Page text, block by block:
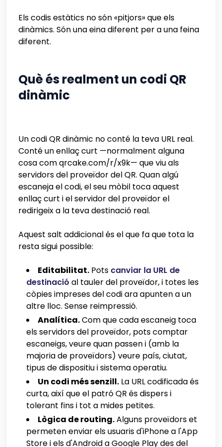
Els codis estàtics no són «pitjors» que els
dinàmics. Són una eina diferent per a una feina
diferent.
Què és realment un codi QR
dinàmic
Un codi QR dinàmic no conté la teva URL real.
Conté un enllaç curt —normalment alguna
cosa com qrcake.com/r/x9k— que viu als
servidors del proveïdor del QR. Quan algú
escaneja el codi, el seu mòbil toca aquest
enllaç curt i el servidor del proveïdor el
redirigeix a la teva destinació real.
Aquest salt addicional és el que fa que tota la
resta sigui possible:
Editabilitat. Pots canviar la URL de
destinació al tauler del proveïdor, i totes les
còpies impreses del codi ara apunten a un
altre lloc. Sense reimpressió.
Analítica.Com que cada escaneig toca
els servidors del proveïdor, pots comptar
escaneigs, veure quan passen i (amb la
majoria de proveïdors) veure país, ciutat,
tipus de dispositiu i sistema operatiu.
Un codi més senzill. La URL codificada és
curta, així que el patró QR és dispers i
tolerant fins i tot a mides petites.
Lògica de routing.Alguns proveïdors et
permeten enviar els usuaris d'iPhone a l'App
Store i els d'Android a Google Play des del